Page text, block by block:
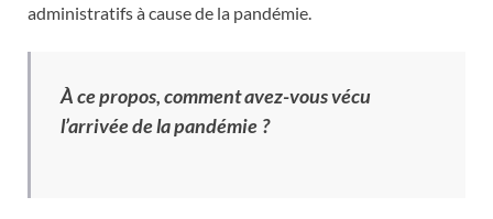
administratifs à cause de la pandémie.
À ce propos, comment avez-vous vécu
l’arrivée de la pandémie ?